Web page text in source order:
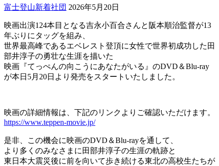
富士登山新着社団 2026年5月20日
映画出演124本目となる吉永小百合さんと阪本順治監督が13
年ぶりにタッグを組み、
世界最高峰であるエベレスト登頂に女性で世界初成功した田
部井淳子の勇壮な生涯を描いた
映画『てっぺんの向こうにあなたがいる』のDVD＆Blu-ray
が本日5月20日より発売をスタートいたしました。
映画の詳細情報は、下記のリンクよりご確認いただけます。
https://www.teppen-movie.jp/
是非、この機会に映画のDVD＆Blu-rayを通して、
より多くのみなさまに田部井淳子の生涯の軌跡と
東日本大震災後に前を向いて歩き続ける東北の高校生たちが